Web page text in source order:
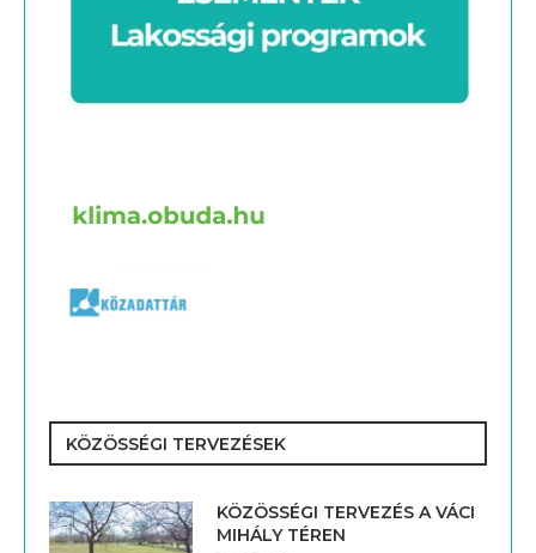
KÖZÖSSÉGI TERVEZÉSEK
KÖZÖSSÉGI TERVEZÉS A VÁCI
MIHÁLY TÉREN